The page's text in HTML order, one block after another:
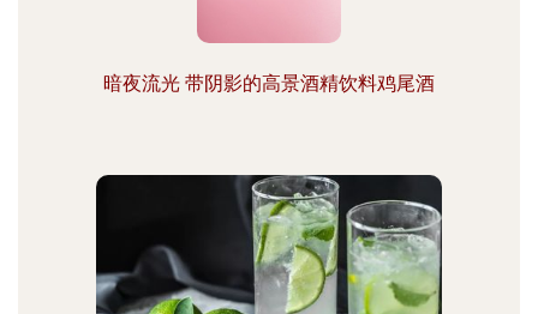
暗夜流光 带阴影的高景酒精饮料鸡尾酒